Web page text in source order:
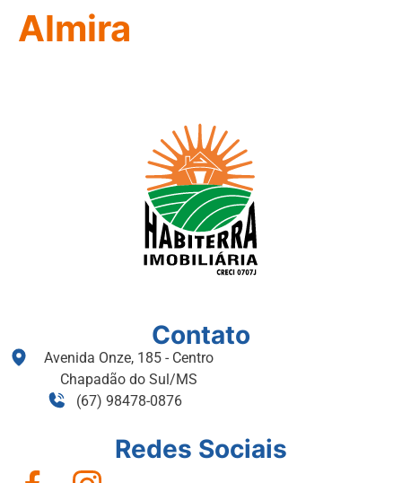
Almira
Contato
Avenida Onze, 185 - Centro
Chapadão do Sul/MS
(67) 98478-0876
Redes Sociais